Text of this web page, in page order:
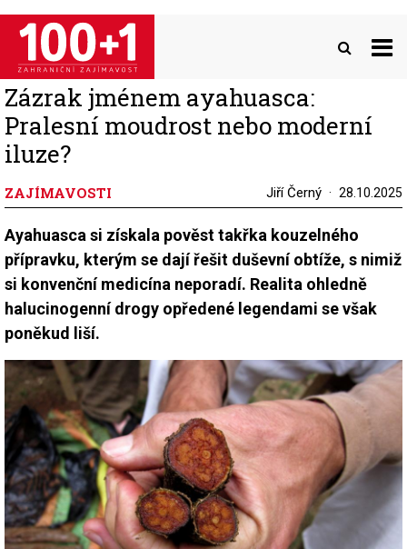
Přejít
hlavnímu
obsahu
Zázrak jménem ayahuasca:
Pralesní moudrost nebo moderní
iluze?
ZAJÍMAVOSTI Jiří Černý 28.10.2025
Ayahuasca si získala pověst takřka kouzelného
přípravku, kterým se dají řešit duševní obtíže, s nimiž
si konvenční medicína neporadí. Realita ohledně
halucinogenní drogy opředené legendami se však
poněkud liší.